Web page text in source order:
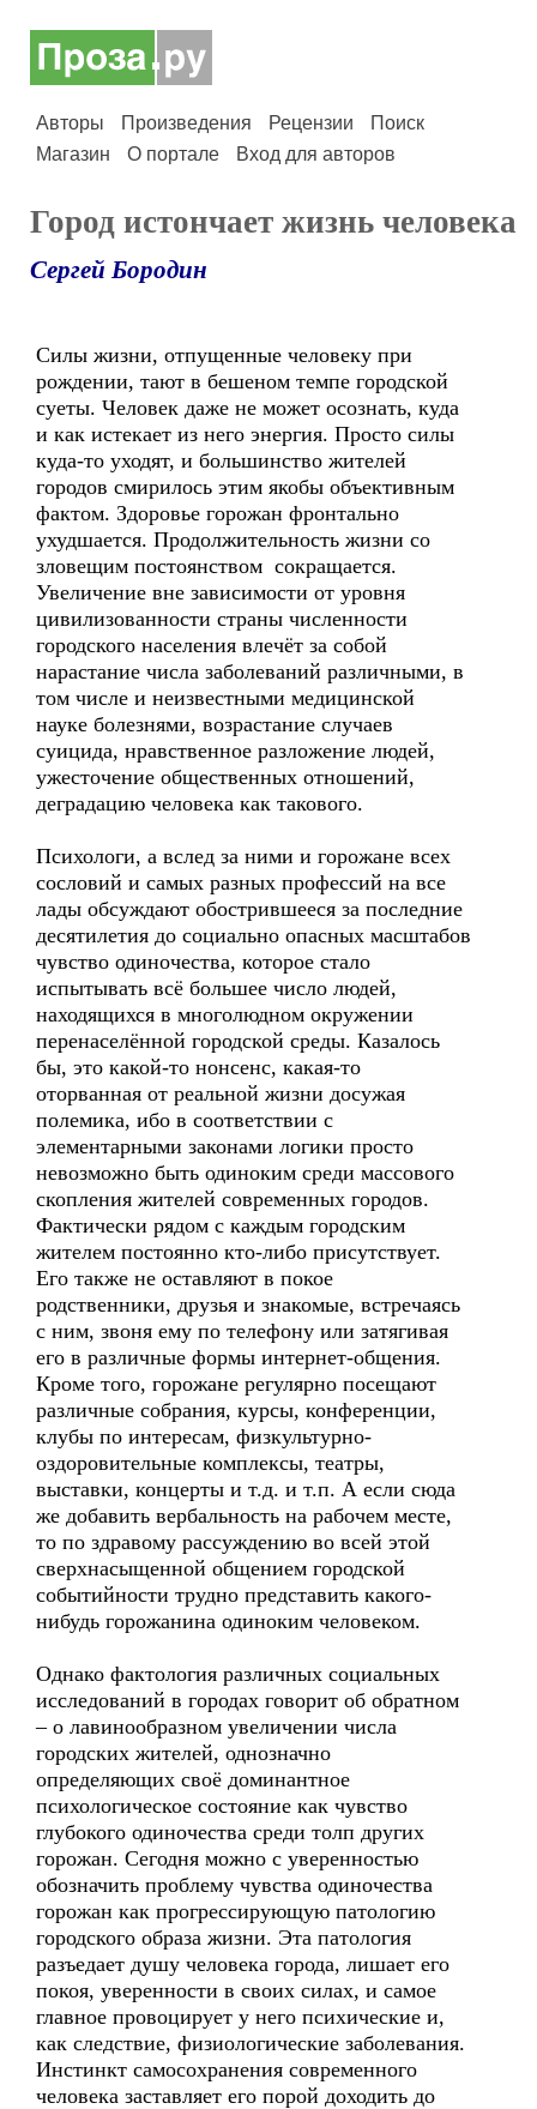
Авторы Произведения Рецензии
Поиск
Магазин
О портале Вход для авторов
Город истончает жизнь человека
Сергей Бородин
Силы жизни, отпущенные человеку при
рождении, тают в бешеном темпе городской
суеты. Человек даже не может осознать, куда
и как истекает из него энергия. Просто силы
куда-то уходят, и большинство жителей
городов смирилось этим якобы объективным
фактом. Здоровье горожан фронтально
ухудшается. Продолжительность жизни со
зловещим постоянством сокращается.
Увеличение вне зависимости от уровня
цивилизованности страны численности
городского населения влечёт за собой
нарастание числа заболеваний различными, в
том числе и неизвестными медицинской
науке болезнями, возрастание случаев
суицида, нравственное разложение людей,
ужесточение общественных отношений,
деградацию человека как такового.
Психологи, а вслед за ними и горожане всех
сословий и самых разных профессий на все
лады обсуждают обострившееся за последние
десятилетия до социально опасных масштабов
чувство одиночества, которое стало
испытывать всё большее число людей,
находящихся в многолюдном окружении
перенаселённой городской среды. Казалось
бы, это какой-то нонсенс, какая-то
оторванная от реальной жизни досужая
полемика, ибо в соответствии с
элементарными законами логики просто
невозможно быть одиноким среди массового
скопления жителей современных городов.
Фактически рядом с каждым городским
жителем постоянно кто-либо присутствует.
Его также не оставляют в покое
родственники, друзья и знакомые, встречаясь
с ним, звоня ему по телефону или затягивая
его в различные формы интернет-общения.
Кроме того, горожане регулярно посещают
различные собрания, курсы, конференции,
клубы по интересам, физкультурно-
оздоровительные комплексы, театры,
выставки, концерты и т.д. и т.п. А если сюда
же добавить вербальность на рабочем месте,
то по здравому рассуждению во всей этой
сверхнасыщенной общением городской
событийности трудно представить какого-
нибудь горожанина одиноким человеком.
Однако фактология различных социальных
исследований в городах говорит об обратном
– о лавинообразном увеличении числа
городских жителей, однозначно
определяющих своё доминантное
психологическое состояние как чувство
глубокого одиночества среди толп других
горожан. Сегодня можно с уверенностью
обозначить проблему чувства одиночества
горожан как прогрессирующую патологию
городского образа жизни. Эта патология
разъедает душу человека города, лишает его
покоя, уверенности в своих силах, и самое
главное провоцирует у него психические и,
как следствие, физиологические заболевания.
Инстинкт самосохранения современного
человека заставляет его порой доходить до